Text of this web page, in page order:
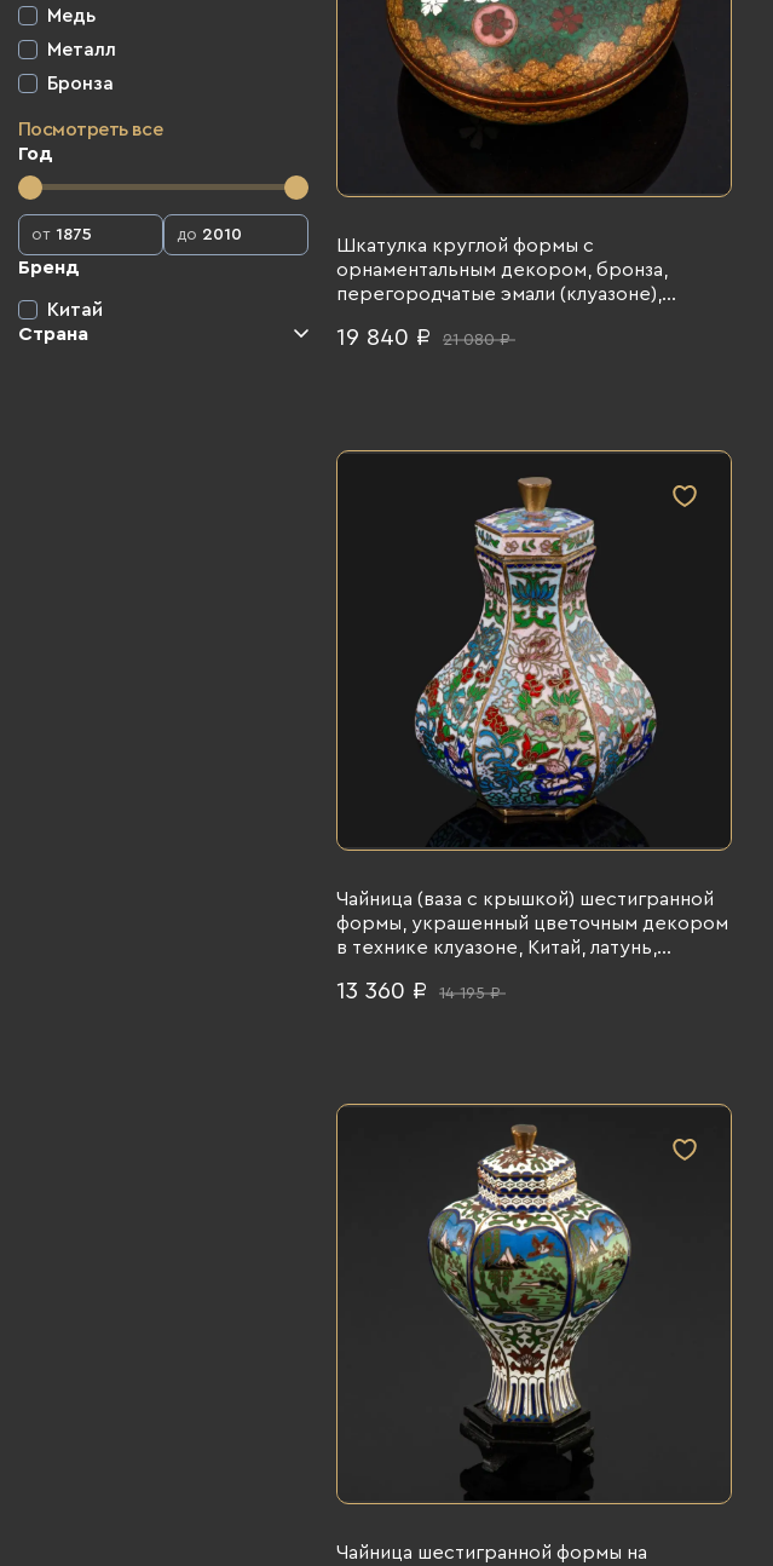
Медь
Металл
Бронза
Посмотреть все
Год
от до
Бренд
Китай
Страна
Шкатулка круглой формы с
орнаментальным декором, бронза,
перегородчатые эмали (клуазоне),
19 840 ₽ 21 080 ₽
Чайница (ваза с крышкой) шестигранной
формы, украшенный цветочным декором
в технике клуазоне, Китай, латунь,
гг.
13 360 ₽ 14 195 ₽
Чайница шестигранной формы на